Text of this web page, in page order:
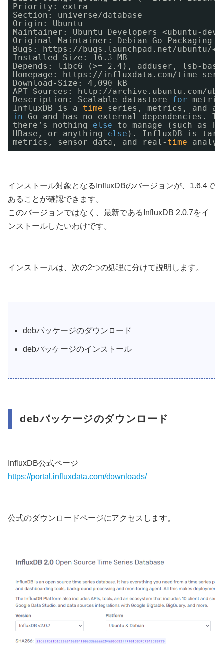
Priority: extra
Section: universe/database
Origin: Ubuntu
Maintainer: Ubuntu Developers <ubuntu-
Original-Maintainer: Debian Go Packaging
Bugs: https: //bugs .launchpad.net /ubuntu/
Installed-Size: 16.3 MB
Depends: libc6 (>= 2.4), adduser, lsb-
Homepage: https: //influxdata .com/time-
Download-Size: 4,090 kB
APT-Sources: http: //archive .ubuntu.com/
Description: Scalable datastore for
InfluxDB is a time
series, metrics, and
in Go and has no external dependencies.
there’s nothing else
to manage (such as
HBase, or anything else ). InfluxDB is
metrics, sensor data, and real- time
インストール対象となるInfluxDBのバージョンが、1.6.4で
あることが確認できます。
このバージョンではなく、最新であるInfluxDB 2.0.7をイ
ンストールしたいわけです。
インストールは、次の2つの処理に分けて説明します。
debパッケージのダウンロード
debパッケージのインストール
debパッケージのダウンロード
InfluxDB公式ページ
https://portal.influxdata.com/downloads/
公式のダウンロードページにアクセスします。